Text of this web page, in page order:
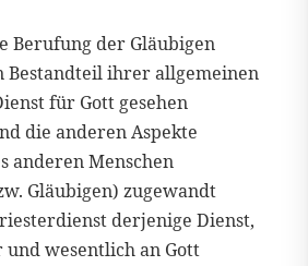
Berufung der Gläubigen
Bestandteil ihrer allgemeinen
für Gott gesehen
die anderen Aspekte
anderen Menschen
Gläubigen) zugewandt
derjenige Dienst,
wesentlich an Gott